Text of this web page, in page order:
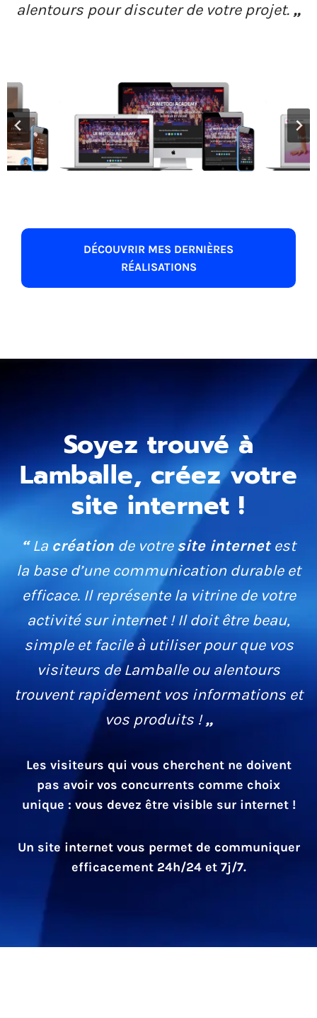
alentours pour discuter de votre projet. „
DÉCOUVRIR MES DERNIÈRES
RÉALISATIONS
Soyez trouvé à
Lamballe, créez votre
site internet !
“La création de votresite internetest
la base d’une communication durable et
efficace. Il représente la vitrine de votre
activité sur internet ! Il doit être beau,
simple et facile à utiliser pour que vos
visiteurs de Lamballe ou alentours
trouvent rapidement vos informations et
vos produits !„
Les visiteurs qui vous cherchent ne doivent
pas avoir vos concurrents comme choix
unique : vous devez être visible sur internet !
Un site internet vous permet de communiquer
efficacement 24h/24 et 7j/7.